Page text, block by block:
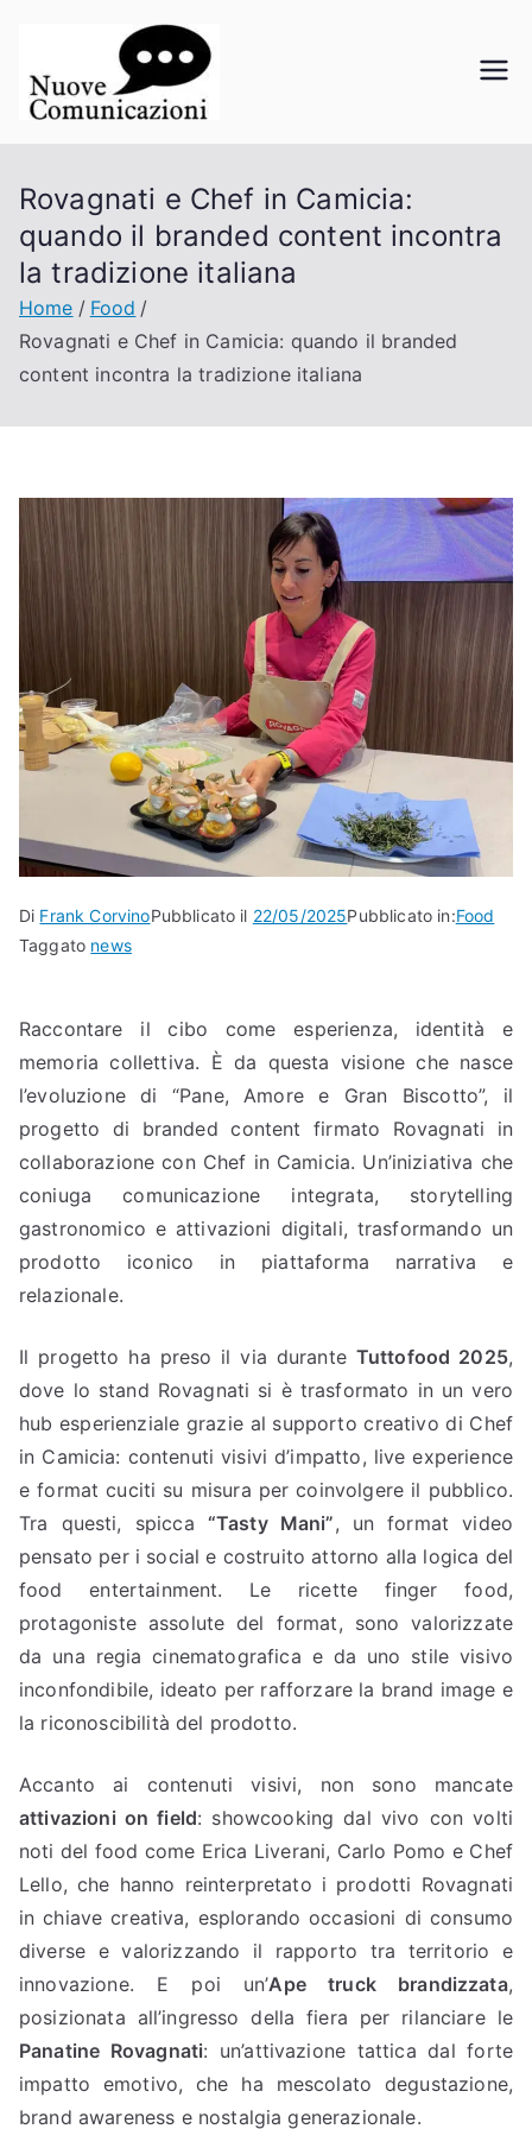
contenuto
oni
La comunicazione a portata di
Rovagnati e Chef in Camicia:
quando il branded content incontra
la tradizione italiana
Home
Food
Rovagnati e Chef in Camicia: quando il branded
content incontra la tradizione italiana
Di Frank CorvinoPubblicato il 22/05/2025Pubblicato in:Food
Taggato news
Raccontare il cibo come esperienza, identità e
memoria collettiva. È da questa visione che nasce
l’evoluzione di “Pane, Amore e Gran Biscotto”, il
progetto di branded content firmato Rovagnati in
collaborazione con Chef in Camicia. Un’iniziativa che
coniuga comunicazione integrata, storytelling
gastronomico e attivazioni digitali, trasformando un
prodotto iconico in piattaforma narrativa e
relazionale.
Il progetto ha preso il via durante Tuttofood 2025,
dove lo stand Rovagnati si è trasformato in un vero
hub esperienziale grazie al supporto creativo di Chef
in Camicia: contenuti visivi d’impatto, live experience
e format cuciti su misura per coinvolgere il pubblico.
Tra questi, spicca “Tasty Mani”, un format video
pensato per i social e costruito attorno alla logica del
food entertainment. Le ricette finger food,
protagoniste assolute del format, sono valorizzate
da una regia cinematografica e da uno stile visivo
inconfondibile, ideato per rafforzare la brand image e
la riconoscibilità del prodotto.
Accanto ai contenuti visivi, non sono mancate
attivazioni on field: showcooking dal vivo con volti
noti del food come Erica Liverani, Carlo Pomo e Chef
Lello, che hanno reinterpretato i prodotti Rovagnati
in chiave creativa, esplorando occasioni di consumo
diverse e valorizzando il rapporto tra territorio e
innovazione. E poi un’Ape truck brandizzata,
posizionata all’ingresso della fiera per rilanciare le
Panatine Rovagnati: un’attivazione tattica dal forte
impatto emotivo, che ha mescolato degustazione,
brand awareness e nostalgia generazionale.